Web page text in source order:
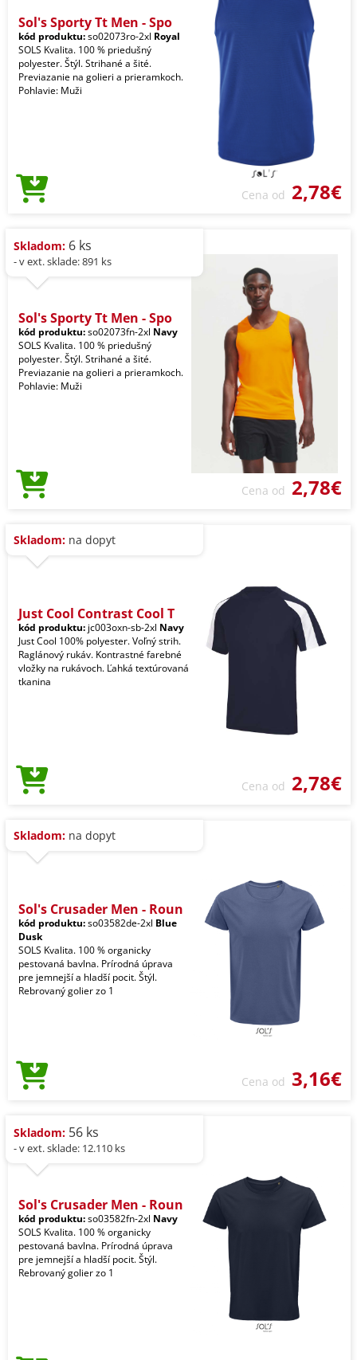
Sol's Sporty Tt Men - Spo
kód produktu:so02073ro-2xl Royal
SOLS Kvalita. 100 % priedušný
polyester. Štýl. Strihané a šité.
Previazanie na golieri a prieramkoch.
Pohlavie: Muži
Cena od 2,78€
Skladom: 6 ks
- v ext. sklade: 891 ks
Sol's Sporty Tt Men - Spo
kód produktu:so02073fn-2xl Navy
SOLS Kvalita. 100 % priedušný
polyester. Štýl. Strihané a šité.
Previazanie na golieri a prieramkoch.
Pohlavie: Muži
Cena od 2,78€
Skladom: na dopyt
Just Cool Contrast Cool T
kód produktu: jc003oxn-sb-2xl Navy
Just Cool 100% polyester. Voľný strih.
Raglánový rukáv. Kontrastné farebné
vložky na rukávoch. Ľahká textúrovaná
tkanina
Cena od 2,78€
Skladom: na dopyt
Sol's Crusader Men - Roun
kód produktu:so03582de-2xl Blue
Dusk
SOLS Kvalita. 100 % organicky
pestovaná bavlna. Prírodná úprava
pre jemnejší a hladší pocit. Štýl.
Rebrovaný golier zo 1
Cena od 3,16€
Skladom: 56 ks
- v ext. sklade: 12.110 ks
Sol's Crusader Men - Roun
kód produktu:so03582fn-2xl Navy
SOLS Kvalita. 100 % organicky
pestovaná bavlna. Prírodná úprava
pre jemnejší a hladší pocit. Štýl.
Rebrovaný golier zo 1